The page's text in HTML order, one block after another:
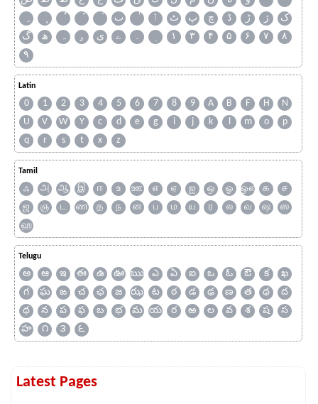
ٮ
ٲ ٹ پ چ ڈ ڑ ژ
ک
گ
ھ ہ ۄ ی ے ۔ ۱ ۳ ۴ ۵ ۶ ۷
۸
۹
Latin
0 1 2 3 4 5 6 7 8 9 A B F H
N
U
V W Y c d e g i j k l m o
p
q
r s t x z
Tamil
ஃ அ ஆ இ ஈ உ ஊ எ ஏ ஐ ஒ ஓ ஔ க
ச
ஜ
ஞ ட ண த ந ன ப ம ய ர ல வ ஷ
ஸ
ஹ
Telugu
అ ఆ ఇ ఈ ఉ ఊ ఋ ఎ ఏ ఐ ఒ ఓ ఔ క
ఖ
గ
ఘ ఙ చ ఛ జ ఝ ట ఠ డ ఢ ణ త థ
ద
ధ
న ప ఫ బ భ మ య ర ఱ ల వ శ ష
స
హ
౧ ౩ ౬
Latest Pages